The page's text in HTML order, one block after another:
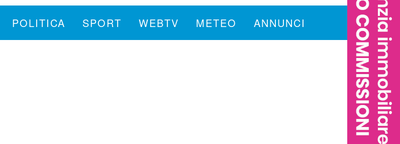
POLITICA SPORT WEBTV METEO ANNUNCI